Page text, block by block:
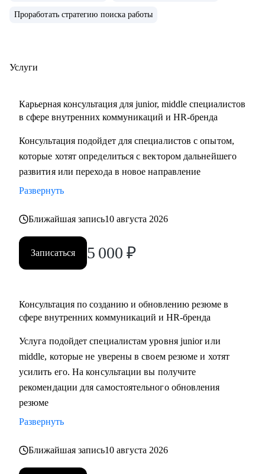
развития HR-бренда
• сформулировать карьерную цель и разработать план для
необходимые для достижения этой цели
внутренних коммуникаций, HR-бренда или
корпоративного event-менеджера, особенно в ИТ-сферу
• подготовить или переработать кейсы для поиска работы
• разработать стратегию поиска работы или роста внутри
• помочь разобраться с нюансами работы по этим
направлениями и с тем, как это устроено в различных
компаниях и отраслях
• проанализировать ваше текущее резюме и дать советы
• специалистам, которые хотят развиваться в сфере
мероприятий, комьюнити-менеджмента
• тем, кто хочет сменить карьерный трек и перейти во
внутриком, HR-бренд и корпоративный ивент
• специалистам уровня Junior и Middle: внутренние
коммуникации, HR-бренд, event-менеджер
Проработать стратегию поиска работы
Услуги
Карьерная консультация для junior, middle специалистов
в сфере внутренних коммуникаций и HR-бренда
Консультация подойдет для специалистов с опытом,
которые хотят определиться с вектором дальнейшего
развития или перехода в новое направление
Развернуть
Ближайшая запись10 августа 2026
Записаться 5 000 ₽
Консультация по созданию и обновлению резюме в
сфере внутренних коммуникаций и HR-бренда
Услуга подойдет специалистам уровня junior или
middle, которые не уверены в своем резюме и хотят
усилить его. На консультации вы получите
рекомендации для самостоятельного обновления
резюме
Развернуть
Ближайшая запись10 августа 2026